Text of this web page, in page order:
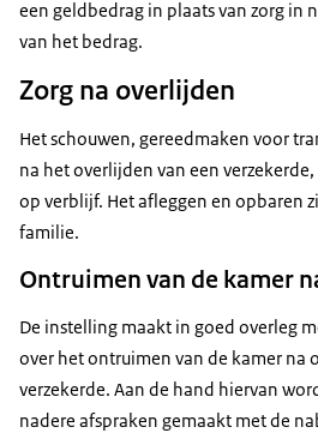
een geldbedrag in plaats van zorg in
van het bedrag.
Zorg na overlijden
Het schouwen, gereedmaken voor
na het overlijden van een
op verblijf. Het afleggen en opbaren
familie.
Ontruimen van de kamer
De instelling maakt in goed overleg
over het ontruimen van de kamer na
verzekerde. Aan de hand hiervan
nadere afspraken gemaakt met de